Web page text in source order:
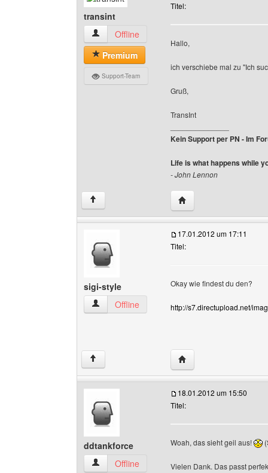
transint
transint Benutzer-Profile anzeigen
Offline
Premium
Support-Team
Titel:
Hallo,
ich verschiebe mal zu "Ich
Gruß,
TransInt
Kein Support per PN - Im
Life is what happens while
- John Lennon
↑ Website dieses
sigi-style
sigi-style Benutzer-Profile anzeigen
Offline
17.01.2012 um 17:11
Titel:
Okay wie findest du den?
http://s7.directupload.net/
↑ Website dieses
ddtankforce
ddtankforce Benutzer-Profile anzeigen
Offline
18.01.2012 um 15:50
Titel:
Woah, das sieht geil aus!
Vielen Dank. Das passt